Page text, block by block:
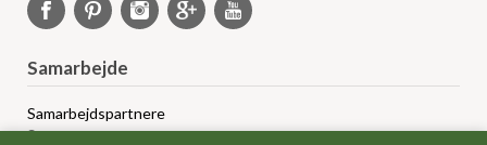
Samarbejde
Samarbejdspartnere
Sponsorprogram